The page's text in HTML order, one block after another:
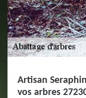
Artisan
vos arbres